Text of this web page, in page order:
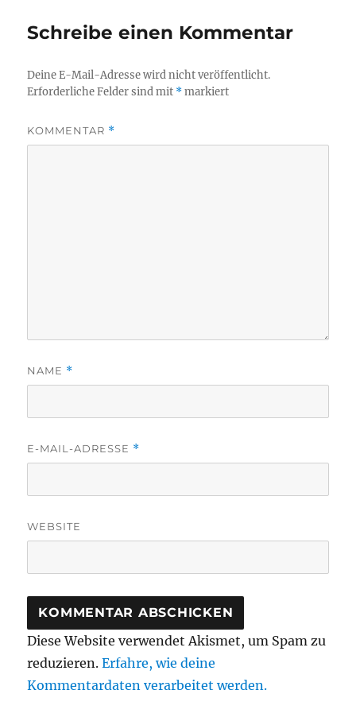
Schreibe einen Kommentar
Deine E-Mail-Adresse wird nicht veröffentlicht.
Erforderliche Felder sind mit *markiert
KOMMENTAR *
NAME *
E-MAIL-ADRESSE *
WEBSITE
Diese Website verwendet Akismet, um Spam zu
reduzieren.Erfahre, wie deine
Kommentardaten verarbeitet werden.